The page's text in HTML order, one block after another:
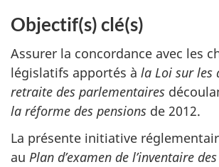
Objectif(s) clé(s)
Assurer la concordance avec les
législatifs apportés à la Loi sur les
retraite des parlementaires
la réforme des pensions de 2012.
La présente initiative
au Plan d’examen de l’inventaire